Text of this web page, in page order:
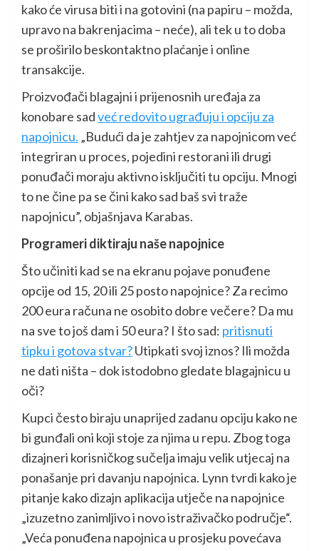
kako će virusa biti i na gotovini (na papiru – možda,
upravo na bakrenjacima – neće), ali tek u to doba
se proširilo beskontaktno plaćanje i online
transakcije.
Proizvođači blagajni i prijenosnih uređaja za
konobare sadveć redovito ugrađuju i opciju za
napojnicu. „Budući da je zahtjev za napojnicom već
integriran u proces, pojedini restorani ili drugi
ponuđači moraju aktivno isključiti tu opciju. Mnogi
to ne čine pa se čini kako sad baš svi traže
napojnicu”, objašnjava Karabas.
Programeri diktiraju naše napojnice
Što učiniti kad se na ekranu pojave ponuđene
opcije od 15, 20 ili 25 posto napojnice? Za recimo
200 eura računa ne osobito dobre večere? Da mu
na sve to još dam i 50 eura? I što sad: pritisnuti
tipku i gotova stvar?Utipkati svoj iznos? Ili možda
ne dati ništa – dok istodobno gledate blagajnicu u
oči?
Kupci često biraju unaprijed zadanu opciju kako ne
bi gunđali oni koji stoje za njima u repu. Zbog toga
dizajneri korisničkog sučelja imaju velik utjecaj na
ponašanje pri davanju napojnica. Lynn tvrdi kako je
pitanje kako dizajn aplikacija utječe na napojnice
„izuzetno zanimljivo i novo istraživačko područje“.
„Veća ponuđena napojnica u prosjeku povećava